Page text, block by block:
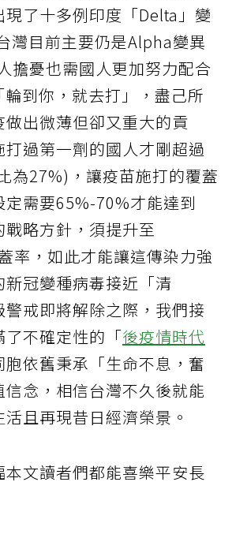
了十多例印度「Delta」變
灣目前主要仍是Alpha變異
擔憂也需國人更加努力配合
到你，就去打」，盡己所
做出微薄但卻又重大的貢
過第一劑的國人才剛超過
為27%)，讓疫苗施打的覆蓋
定需要65%-70%才能達到
戰略方針，須提升至
率，如此才能讓這傳染力強
冠變種病毒接近「清
戒即將解除之際，我們接
不確定性的「後疫情時代
胞依舊秉承「生命不息，奮
信念，相信台灣不久後就能
且再現昔日經濟榮景。
文讀者們都能喜樂平安長